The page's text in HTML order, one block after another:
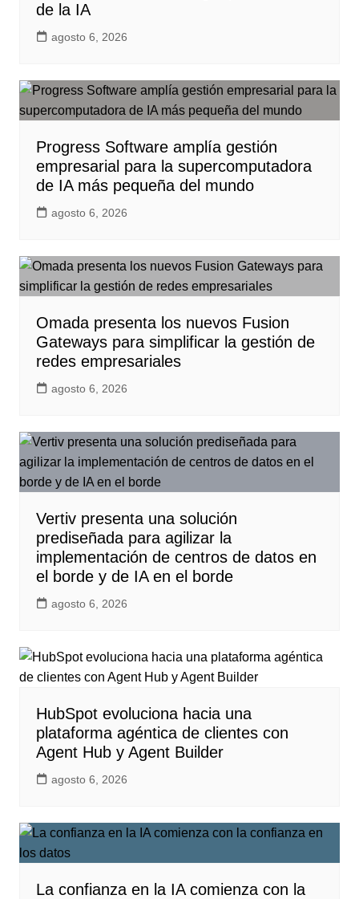
de la IA
agosto 6, 2026
Progress Software amplía gestión
empresarial para la supercomputadora
de IA más pequeña del mundo
agosto 6, 2026
Omada presenta los nuevos Fusion
Gateways para simplificar la gestión de
redes empresariales
agosto 6, 2026
Vertiv presenta una solución
prediseñada para agilizar la
implementación de centros de datos en
el borde y de IA en el borde
agosto 6, 2026
HubSpot evoluciona hacia una
plataforma agéntica de clientes con
Agent Hub y Agent Builder
agosto 6, 2026
La confianza en la IA comienza con la